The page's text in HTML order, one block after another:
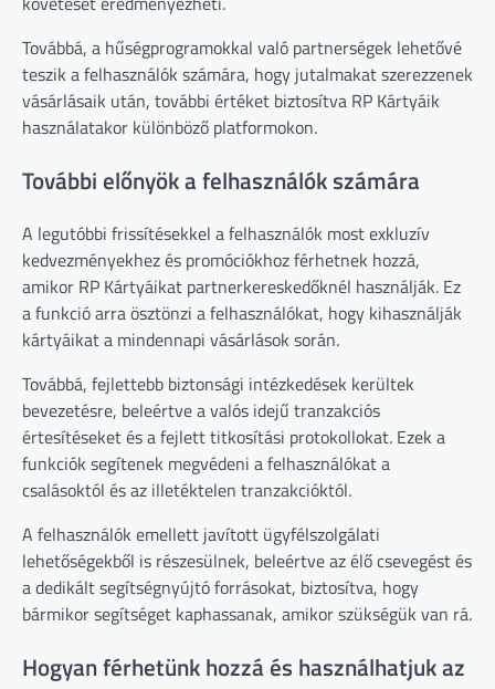
Továbbá, a hűségprogramokkal való partnerségek lehetővé
teszik a felhasználók számára, hogy jutalmakat szerezzenek
vásárlásaik után, további értéket biztosítva RP Kártyáik
használatakor különböző platformokon.
További előnyök a felhasználók számára
A legutóbbi frissítésekkel a felhasználók most exkluzív
kedvezményekhez és promóciókhoz férhetnek hozzá,
amikor RP Kártyáikat partnerkereskedőknél használják. Ez
a funkció arra ösztönzi a felhasználókat, hogy kihasználják
kártyáikat a mindennapi vásárlások során.
Továbbá, fejlettebb biztonsági intézkedések kerültek
bevezetésre, beleértve a valós idejű tranzakciós
értesítéseket és a fejlett titkosítási protokollokat. Ezek a
funkciók segítenek megvédeni a felhasználókat a
csalásoktól és az illetéktelen tranzakcióktól.
A felhasználók emellett javított ügyfélszolgálati
lehetőségekből is részesülnek, beleértve az élő csevegést és
a dedikált segítségnyújtó forrásokat, biztosítva, hogy
bármikor segítséget kaphassanak, amikor szükségük van rá.
Hogyan férhetünk hozzá és használhatjuk az